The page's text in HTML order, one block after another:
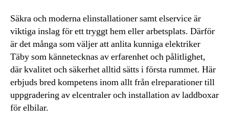
Säkra och moderna elinstallationer samt elservice är
viktiga inslag för ett tryggt hem eller arbetsplats. Därför
är det många som väljer att anlita kunniga elektriker
Täby som kännetecknas av erfarenhet och pålitlighet,
där kvalitet och säkerhet alltid sätts i första rummet. Här
erbjuds bred kompetens inom allt från elreparationer till
uppgradering av elcentraler och installation av laddboxar
för elbilar.